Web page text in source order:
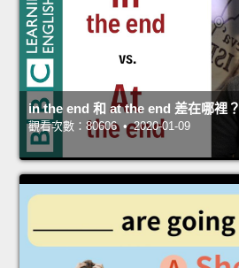
in the end 和 at the end 差在哪裡？
觀看次數：80606 • 2020-01-09